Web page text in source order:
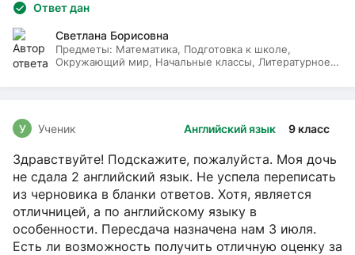
Ответ дан
Светлана Борисовна
Предметы: Математика, Подготовка к школе,
Окружающий мир, Начальные классы, Литературное
Английский язык 9 класс
У Ученик
Здравствуйте! Подскажите, пожалуйста. Моя дочь
не сдала 2 английский язык. Не успела переписать
из черновика в бланки ответов. Хотя, является
отличницей, а по английскому языку в
особенности. Пересдача назначена нам 3 июля.
Есть ли возможность получить отличную оценку за